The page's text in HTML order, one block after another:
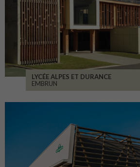
LYCÉE ALPES ET DURANCE
EMBRUN